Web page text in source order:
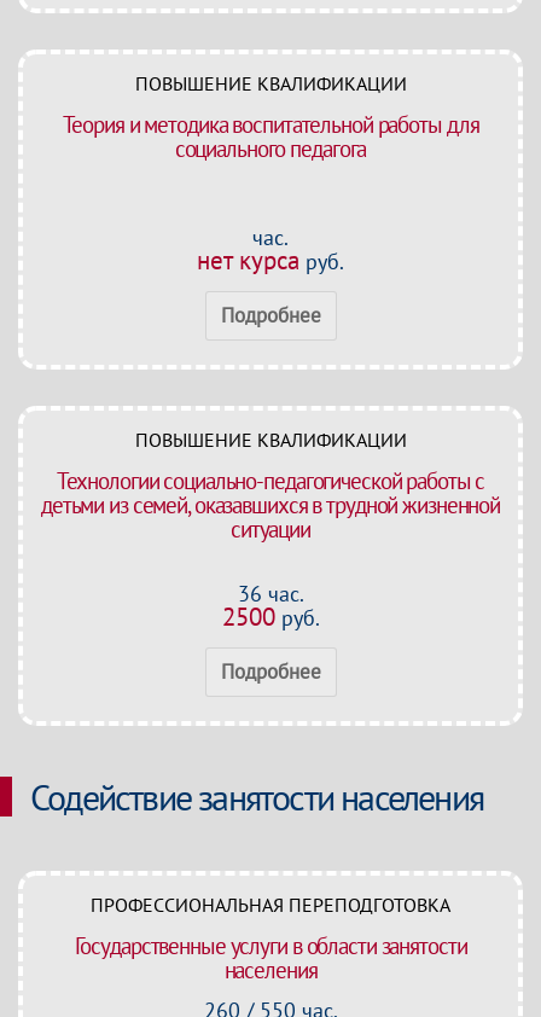
ПОВЫШЕНИЕ КВАЛИФИКАЦИИ
Теория и методика воспитательной работы для
социального педагога
час.
нет курса руб.
Подробнее
ПОВЫШЕНИЕ КВАЛИФИКАЦИИ
Технологии социально-педагогической работы с
детьми из семей, оказавшихся в трудной жизненной
ситуации
36 час.
2500руб.
Подробнее
Содействие занятости населения
ПРОФЕССИОНАЛЬНАЯ ПЕРЕПОДГОТОВКА
Государственные услуги в области занятости
населения
260 / 550 час.